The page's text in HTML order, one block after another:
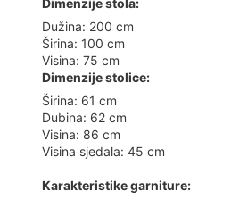
Dimenzije stola:
Dužina: 200 cm
Širina: 100 cm
Visina: 75 cm
Dimenzije stolice:
Širina: 61 cm
Dubina: 62 cm
Visina: 86 cm
Visina sjedala: 45 cm
Karakteristike garniture: